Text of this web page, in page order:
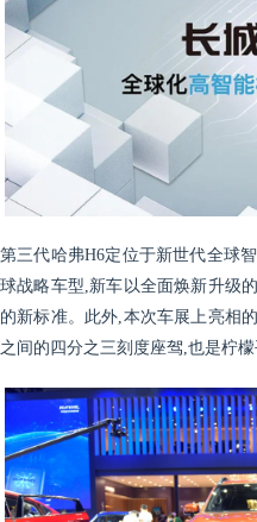
第三代哈弗H6定位于新世代全球
球战略车型,新车以全面焕新升级
的新标准。此外,本次车展上亮相
之间的四分之三刻度座驾,也是柠檬